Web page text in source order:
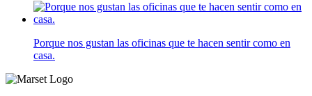
Porque nos gustan las oficinas que te hacen sentir como en
casa.